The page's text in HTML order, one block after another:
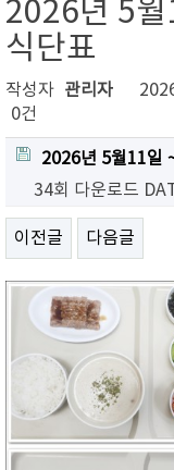
2026년 5
식단표
작성자 관리자
0건
2026년 5월11일
34회 다운로드
이전글 다음글